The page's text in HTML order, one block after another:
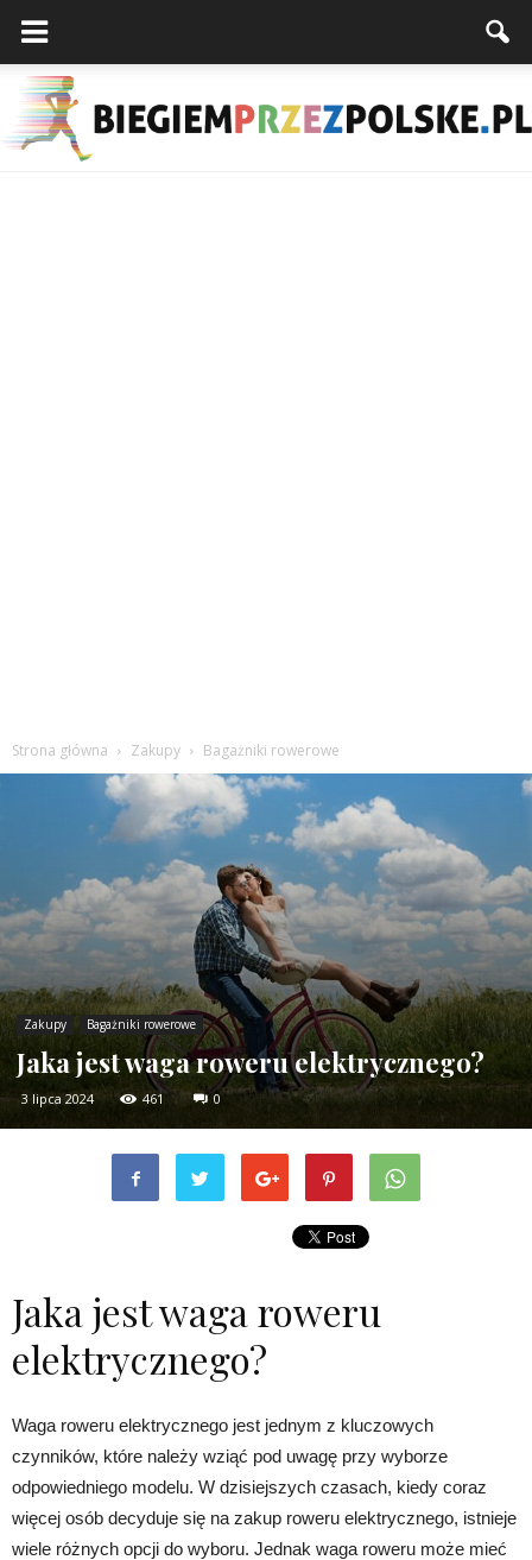
Strona główna Zakupy Bagażniki rowerowe
Zakupy Bagażniki rowerowe
Jaka jest waga roweru elektrycznego?
3 lipca 2024 461 0
Jaka jest waga roweru
elektrycznego?
Waga roweru elektrycznego jest jednym z kluczowych
czynników, które należy wziąć pod uwagę przy wyborze
odpowiedniego modelu. W dzisiejszych czasach, kiedy coraz
więcej osób decyduje się na zakup roweru elektrycznego, istnieje
wiele różnych opcji do wyboru. Jednak waga roweru może mieć